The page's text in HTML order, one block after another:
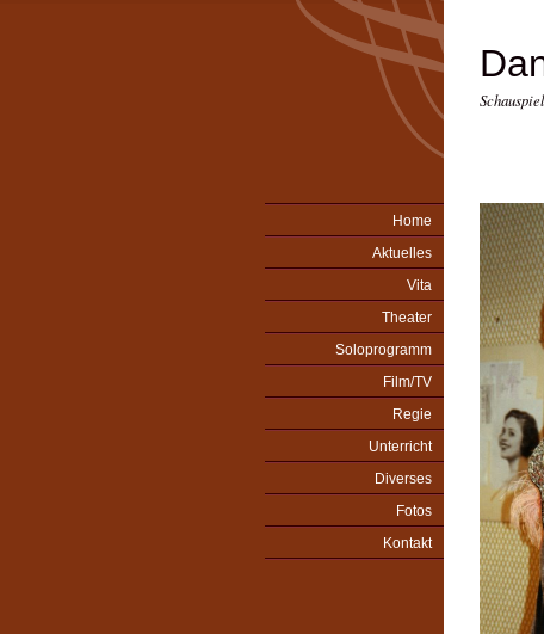
Home
Aktuelles
Vita
Theater
Soloprogramm
Film/TV
Regie
Unterricht
Diverses
Fotos
Kontakt